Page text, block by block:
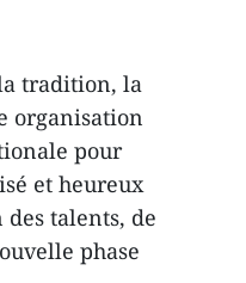
tradition, la
organisation
pour
et heureux
talents, de
phase